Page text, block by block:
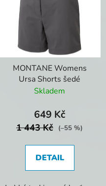
MONTANE Womens
Ursa Shorts šedé
Skladem
649 Kč
1 443 Kč (–55 %)
DETAIL